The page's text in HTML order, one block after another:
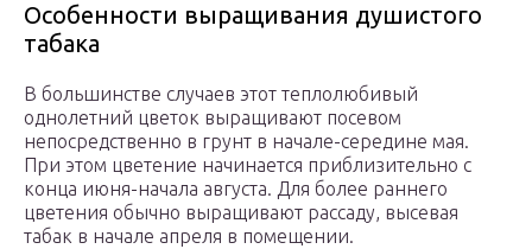
Особенности выращивания душистого
табака
В большинстве случаев этот теплолюбивый
однолетний цветок выращивают посевом
непосредственно в грунт в начале-середине мая.
При этом цветение начинается приблизительно с
конца июня-начала августа. Для более раннего
цветения обычно выращивают рассаду, высевая
табак в начале апреля в помещении.